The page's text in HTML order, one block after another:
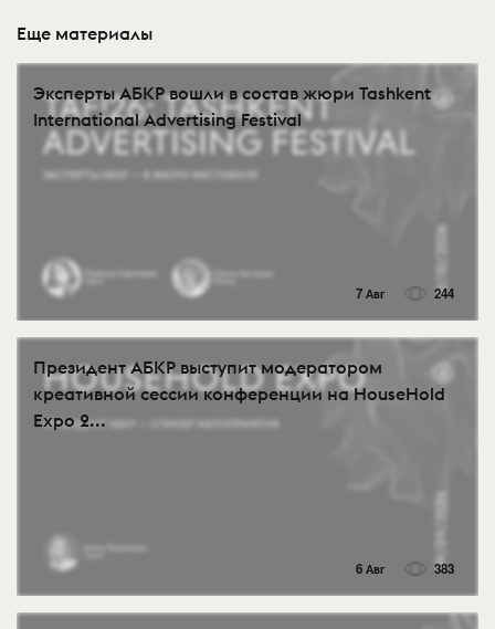
Еще материалы
Эксперты АБКР вошли в состав жюри Tashkent
International Advertising Festival
7 Авг 244
Президент АБКР выступит модератором
креативной сессии конференции на HouseHold
Expo 2...
6 Авг 383